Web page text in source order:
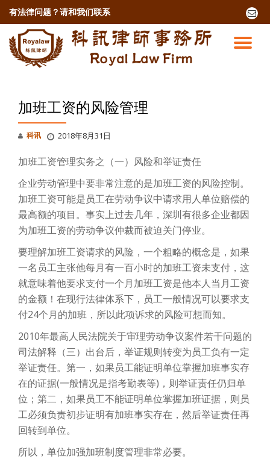
有法律问题？请和我们联系
fa-
o
切
加班工资的风险管理
科讯 2018年8月31日
加班工资管理实务之（一）风险和举证责任
企业劳动管理中要非常注意的是加班工资的风险控制。
加班工资可能是员工在劳动争议中请求用人单位赔偿的
最高额的项目。事实上过去几年，深圳有很多企业都因
为加班工资的劳动争议仲裁而被迫关门停业。
要理解加班工资请求的风险，一个粗略的概念是，如果
一名员工主张他每月有一百小时的加班工资未支付，这
就意味着他要求支付一个月加班工资是他本人当月工资
的金额！在现行法律体系下，员工一般情况可以要求支
付24个月的加班，所以此项诉求的风险可想而知。
2010年最高人民法院关于审理劳动争议案件若干问题的
司法解释（三）出台后，举证规则转变为员工负有一定
举证责任。第一，如果员工能证明单位掌握加班事实存
在的证据(一般情况是指考勤表等)，则举证责任仍归单
位；第二，如果员工不能证明单位掌握加班证据，则员
工必须负责初步证明有加班事实存在，然后举证责任再
回转到单位。
所以，单位加强加班制度管理非常必要。